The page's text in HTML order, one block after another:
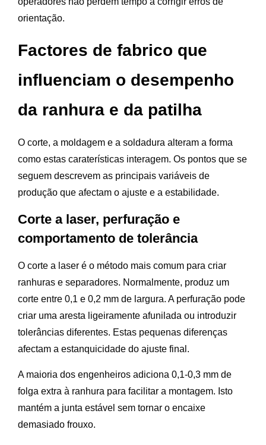
orientação.
Factores de fabrico que
influenciam o desempenho
da ranhura e da patilha
O corte, a moldagem e a soldadura alteram a forma
como estas caraterísticas interagem. Os pontos que se
seguem descrevem as principais variáveis de
produção que afectam o ajuste e a estabilidade.
Corte a laser, perfuração e
comportamento de tolerância
O corte a laser é o método mais comum para criar
ranhuras e separadores. Normalmente, produz um
corte entre 0,1 e 0,2 mm de largura. A perfuração pode
criar uma aresta ligeiramente afunilada ou introduzir
tolerâncias diferentes. Estas pequenas diferenças
afectam a estanquicidade do ajuste final.
A maioria dos engenheiros adiciona 0,1-0,3 mm de
folga extra à ranhura para facilitar a montagem. Isto
mantém a junta estável sem tornar o encaixe
demasiado frouxo.